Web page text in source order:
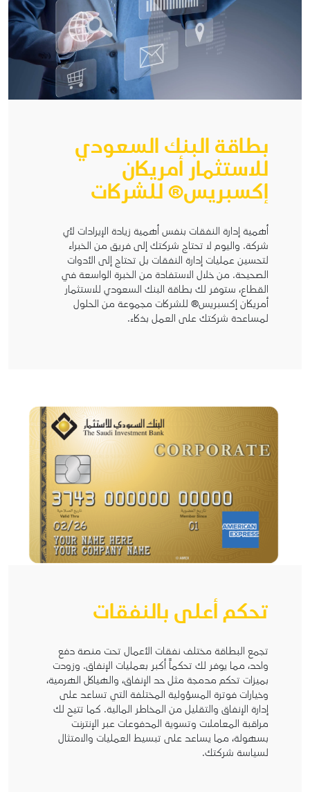
بطاقة البنك السعودي
للاستثمار أمريكان
إكسبريس® للشركات
أهمية إدارة النفقات بنفس أهمية زيادة الإيرادات لأي
شركة. واليوم لا تحتاج شركتك إلى فريق من الخبراء
لتحسين عمليات إدارة النفقات بل تحتاج إلى الأدوات
الصحيحة. من خلال الاستفادة من الخبرة الواسعة في
القطاع، ستوفر لك بطاقة البنك السعودي للاستثمار
أمريكان إكسبريس® للشركات مجموعة من الحلول
لمساعدة شركتك على العمل بذكاء.
تحكم أعلى بالنفقات
تجمع البطاقة مختلف نفقات الأعمال تحت منصة دفع
واحد، مما يوفر لك تحكماً أكبر بعمليات الإنفاق. وزودت
بميزات تحكم مدمجة مثل حد الإنفاق، والهياكل الهرمية،
وخيارات فوترة المسؤولية المختلفة التي تساعد على
إدارة الإنفاق والتقليل من المخاطر المالية. كما تتيح لك
مراقبة المعاملات وتسوية المدفوعات عبر الإنترنت
بسهولة، مما يساعد على تبسيط العمليات والامتثال
لسياسة شركتك.